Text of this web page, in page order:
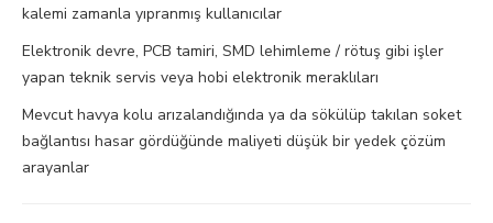
kalemi zamanla yıpranmış kullanıcılar
Elektronik devre, PCB tamiri, SMD lehimleme / rötuş gibi işler
yapan teknik servis veya hobi elektronik meraklıları
Mevcut havya kolu arızalandığında ya da sökülüp takılan soket
bağlantısı hasar gördüğünde maliyeti düşük bir yedek çözüm
arayanlar